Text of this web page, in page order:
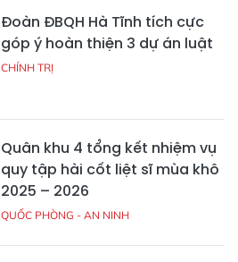
Đoàn ĐBQH Hà Tĩnh tích cực
góp ý hoàn thiện 3 dự án luật
CHÍNH TRỊ
Quân khu 4 tổng kết nhiệm vụ
quy tập hài cốt liệt sĩ mùa khô
2025 – 2026
QUỐC PHÒNG - AN NINH